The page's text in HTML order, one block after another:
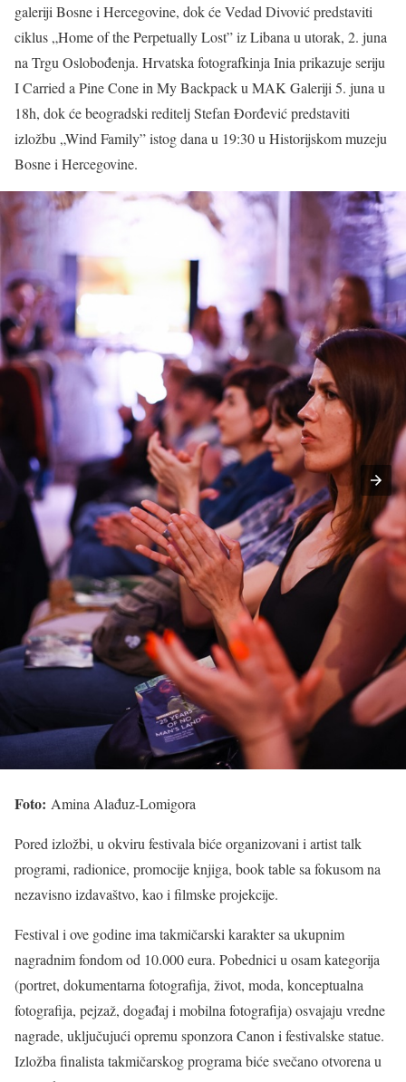
galeriji Bosne i Hercegovine, dok će Vedad Divović predstaviti
ciklus „Home of the Perpetually Lost” iz Libana u utorak, 2. juna
na Trgu Oslobođenja. Hrvatska fotografkinja Inia prikazuje seriju
I Carried a Pine Cone in My Backpack u MAK Galeriji 5. juna u
18h, dok će beogradski reditelj Stefan Đorđević predstaviti
izložbu „Wind Family” istog dana u 19:30 u Historijskom muzeju
Bosne i Hercegovine.
Foto: Amina Alađuz-Lomigora
Pored izložbi, u okviru festivala biće organizovani i artist talk
programi, radionice, promocije knjiga, book table sa fokusom na
nezavisno izdavaštvo, kao i filmske projekcije.
Festival i ove godine ima takmičarski karakter sa ukupnim
nagradnim fondom od 10.000 eura. Pobednici u osam kategorija
(portret, dokumentarna fotografija, život, moda, konceptualna
fotografija, pejzaž, događaj i mobilna fotografija) osvajaju vredne
nagrade, uključujući opremu sponzora Canon i festivalske statue.
Izložba finalista takmičarskog programa biće svečano otvorena u